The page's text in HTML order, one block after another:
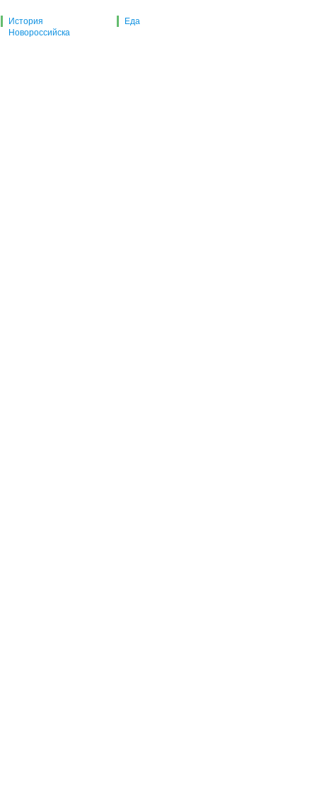
История
Новороссийска
Еда